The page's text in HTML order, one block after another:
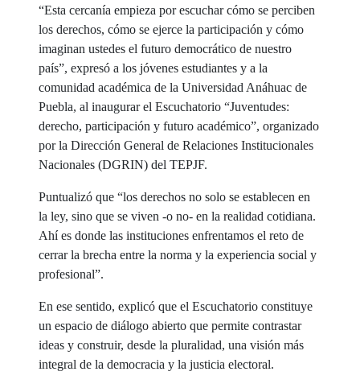
“Esta cercanía empieza por escuchar cómo se perciben
los derechos, cómo se ejerce la participación y cómo
imaginan ustedes el futuro democrático de nuestro
país”, expresó a los jóvenes estudiantes y a la
comunidad académica de la Universidad Anáhuac de
Puebla, al inaugurar el Escuchatorio “Juventudes:
derecho, participación y futuro académico”, organizado
por la Dirección General de Relaciones Institucionales
Nacionales (DGRIN) del TEPJF.
Puntualizó que “los derechos no solo se establecen en
la ley, sino que se viven -o no- en la realidad cotidiana.
Ahí es donde las instituciones enfrentamos el reto de
cerrar la brecha entre la norma y la experiencia social y
profesional”.
En ese sentido, explicó que el Escuchatorio constituye
un espacio de diálogo abierto que permite contrastar
ideas y construir, desde la pluralidad, una visión más
integral de la democracia y la justicia electoral.